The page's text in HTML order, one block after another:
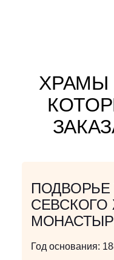
ХРАМЫ
Год основания: